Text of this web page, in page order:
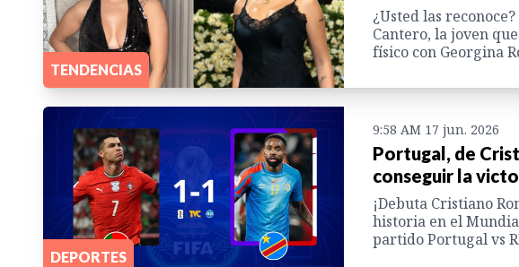
TENDENCIAS
¿Usted las
Cantero, la joven
físico con Georgina
DEPORTES
9:58 AM 17 jun. 2026
Portugal, de
conseguir la
¡Debuta Cristiano
historia en el
partido Portugal vs